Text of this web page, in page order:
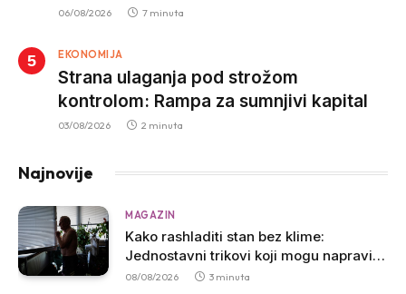
trotinetima i mlade vozače, veće kazne
06/08/2026 7 minuta
EKONOMIJA
Strana ulaganja pod strožom
kontrolom: Rampa za sumnjivi kapital
03/08/2026 2 minuta
Najnovije
MAGAZIN
Kako rashladiti stan bez klime:
Jednostavni trikovi koji mogu napraviti
veliku razliku
08/08/2026 3 minuta